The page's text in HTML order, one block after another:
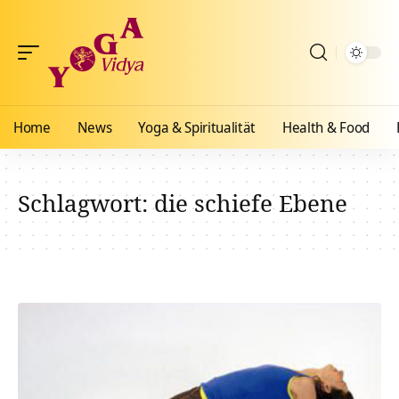
Home News Yoga & Spiritualität Health & Food
Schlagwort:die schiefe Ebene